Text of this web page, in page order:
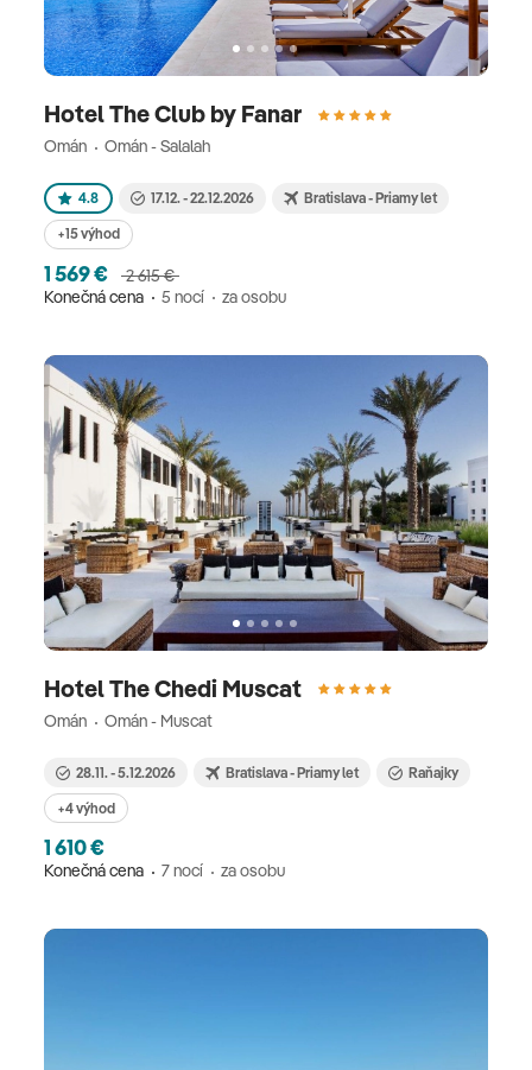
Hotel The Club by Fanar
Omán Omán - Salalah
4.8 17.12. - 22.12.2026 Bratislava - Priamy let
+15 výhod
1 569 €
2 615 €
Konečná cena
5 nocí za osobu
Hotel The Chedi Muscat
Omán Omán - Muscat
28.11. - 5.12.2026 Bratislava - Priamy let
Raňajky
+4 výhod
1 610 €
Konečná cena 7 nocí za osobu